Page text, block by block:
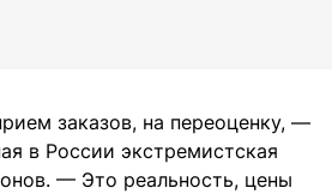
заказов, на переоценку, —
в России экстремистская
— Это реальность, цены